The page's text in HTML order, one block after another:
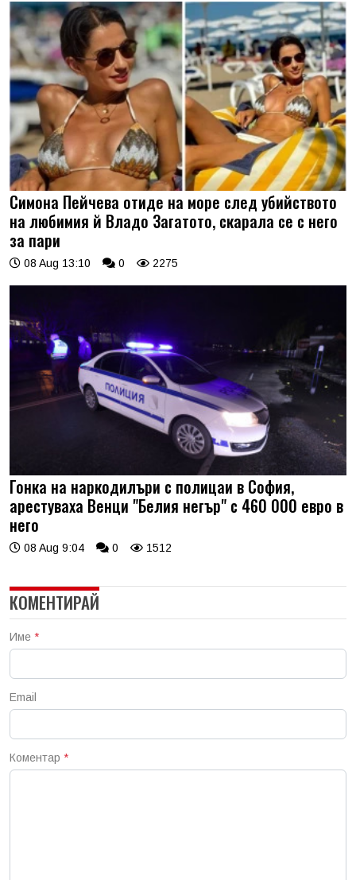
Симона Пейчева отиде на море след убийството
на любимия й Владо Загатото, скарала се с него
за пари
08 Aug 13:10 0 2275
Гонка на наркодилъри с полицаи в София,
арестуваха Венци "Белия негър" с 460 000 евро в
него
08 Aug 9:04 0 1512
КОМЕНТИРАЙ
Име *
Email
Коментар *